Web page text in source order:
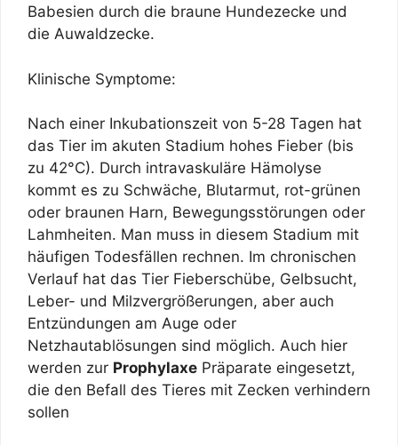
Babesien durch die braune Hundezecke und
die Auwaldzecke.
Klinische Symptome:
Nach einer Inkubationszeit von 5-28 Tagen hat
das Tier im akuten Stadium hohes Fieber (bis
zu 42°C). Durch intravaskuläre Hämolyse
kommt es zu Schwäche, Blutarmut, rot-grünen
oder braunen Harn, Bewegungsstörungen oder
Lahmheiten. Man muss in diesem Stadium mit
häufigen Todesfällen rechnen. Im chronischen
Verlauf hat das Tier Fieberschübe, Gelbsucht,
Leber- und Milzvergrößerungen, aber auch
Entzündungen am Auge oder
Netzhautablösungen sind möglich. Auch hier
werden zur Prophylaxe Präparate eingesetzt,
die den Befall des Tieres mit Zecken verhindern
sollen